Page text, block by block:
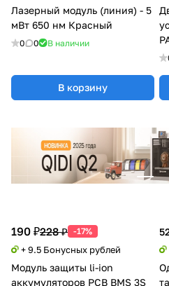
Лазерный модуль (линия) - 5
мВт 650 нм Красный
0 0 В наличии
В корзину
190 ₽228 ₽ -17%
+ 9.5 Бонусных рублей
Модуль защиты li-ion
аккумуляторов PCB BMS 3S